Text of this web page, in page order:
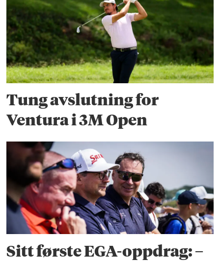
Tung avslutning for
Ventura i 3M Open
Sitt første EGA-oppdrag: –